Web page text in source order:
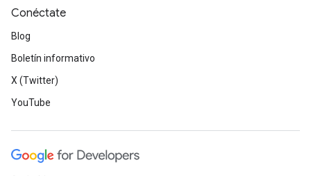
Conéctate
Blog
Boletín informativo
X (Twitter)
YouTube